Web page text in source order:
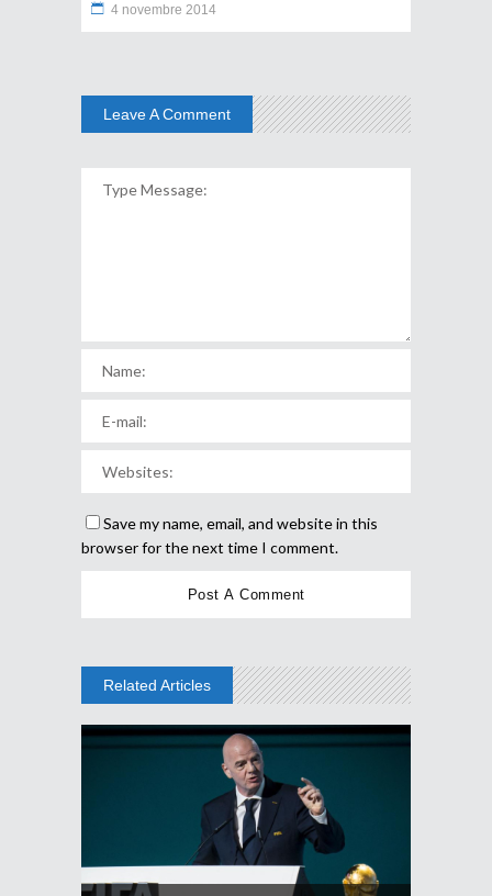
4 novembre 2014
Leave A Comment
Save my name, email, and website in this
browser for the next time I comment.
Related Articles